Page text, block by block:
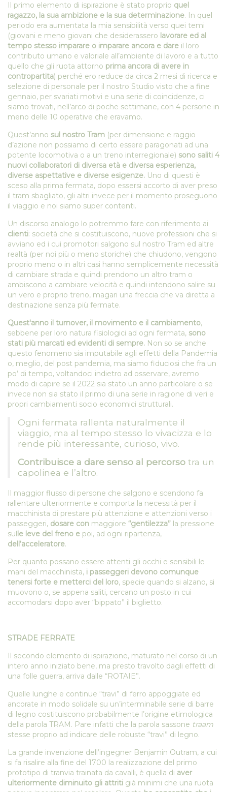
Il primo elemento di ispirazione è stato proprio quel
ragazzo, la sua ambizione e la sua determinazione. In quel
periodo era aumentata la mia sensibilità verso quei temi
(giovani e meno giovani che desiderassero lavorare ed al
tempo stesso imparare o imparare ancora e dare il loro
contributo umano e valoriale all’ambiente di lavoro e a tutto
quello che gli ruota attorno prima ancora di avere in
contropartita) perché ero reduce da circa 2 mesi di ricerca e
selezione di personale per il nostro Studio visto che a fine
gennaio, per svariati motivi e una serie di coincidenze, ci
siamo trovati, nell’arco di poche settimane, con 4 persone in
meno delle 10 operative che eravamo.
Quest’anno sul nostro Tram (per dimensione e raggio
d’azione non possiamo di certo essere paragonati ad una
potente locomotiva o a un treno interregionale) sono saliti 4
nuovi collaboratori di diversa età e diversa esperienza,
diverse aspettative e diverse esigenze. Uno di questi è
sceso alla prima fermata, dopo essersi accorto di aver preso
il tram sbagliato, gli altri invece per il momento proseguono
il viaggio e noi siamo super contenti.
Un discorso analogo lo potremmo fare con riferimento ai
clienti: società che si costituiscono, nuove professioni che si
avviano ed i cui promotori salgono sul nostro Tram ed altre
realtà (per noi più o meno storiche) che chiudono, vengono
proprio meno o in altri casi hanno semplicemente necessità
di cambiare strada e quindi prendono un altro tram o
ambiscono a cambiare velocità e quindi intendono salire su
un vero e proprio treno, magari una freccia che va diretta a
destinazione senza più fermate.
Quest'anno il turnover, il movimento e il cambiamento,
sebbene per loro natura fisiologici ad ogni fermata, sono
stati più marcati ed evidenti di sempre. Non so se anche
questo fenomeno sia imputabile agli effetti della Pandemia
o, meglio, del post pandemia, ma siamo fiduciosi che fra un
po’ di tempo, voltandoci indietro ad osservare, avremo
modo di capire se il 2022 sia stato un anno particolare o se
invece non sia stato il primo di una serie in ragione di veri e
propri cambiamenti socio economici strutturali.
Ogni fermata rallenta naturalmente il
viaggio, ma al tempo stesso lo vivacizza e lo
rende più interessante, curioso, vivo.
Contribuisce a dare senso al percorso tra un
capolinea e l’altro.
Il maggior flusso di persone che salgono e scendono fa
rallentare ulteriormente e comporta la necessità per il
macchinista di prestare più attenzione e attenzioni verso i
passeggeri, dosare con maggiore “gentilezza” la pressione
sul le leve del freno e poi, ad ogni ripartenza,
dell’acceleratore.
Per quanto possano essere attenti gli occhi e sensibili le
mani del macchinista, i passeggeri devono comunque
tenersi forte e metterci del loro, specie quando si alzano, si
muovono o, se appena saliti, cercano un posto in cui
accomodarsi dopo aver “bippato” il biglietto.
STRADE FERRATE
Il secondo elemento di ispirazione, maturato nel corso di un
intero anno iniziato bene, ma presto travolto dagli effetti di
una folle guerra, arriva dalle “ROTAIE”.
Quelle lunghe e continue “travi” di ferro appoggiate ed
ancorate in modo solidale su un’interminabile serie di barre
di legno costituiscono probabilmente l’origine etimologica
della parola TRAM. Pare infatti che la parola sassone traam
stesse proprio ad indicare delle robuste “travi” di legno.
La grande invenzione dell’ingegner Benjamin Outram, a cui
si fa risalire alla fine del 1700 la realizzazione del primo
prototipo di tranvia trainata da cavalli, è quella di aver
ulteriormente diminuito gli attriti già minimi che una ruota